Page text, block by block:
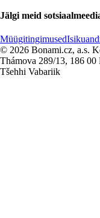
Jälgi meid
Müügitingimused
© 2026 Bonami.cz, a.s.
Thámova 289/13, 186 00
Tšehhi Vabariik